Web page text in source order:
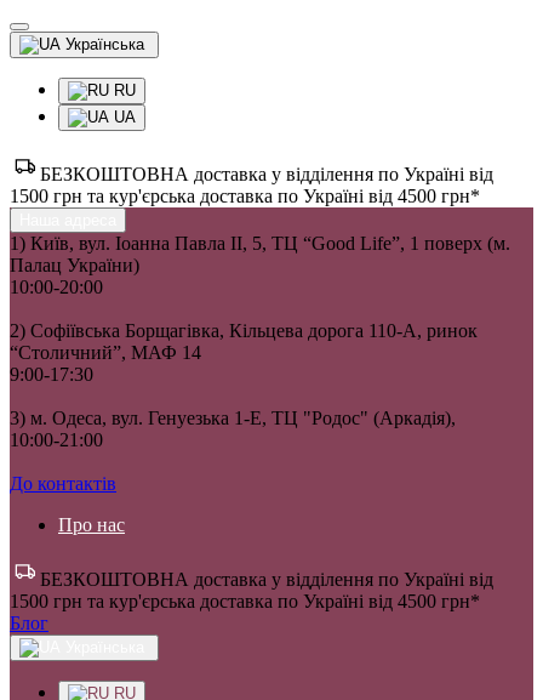
Українська
RU
UA
БЕЗКОШТОВНА доставка у відділення по Україні від
1500 грн та кур'єрська доставка по Україні від 4500 грн*
1) Київ, вул. Іоанна Павла II, 5, ТЦ “Good Life”, 1 поверх (м.
Палац України)
10:00-20:00
2) Софіївська Борщагівка, Кільцева дорога 110-А, ринок
“Столичний”, МАФ 14
9:00-17:30
3) м. Одеса, вул. Генуезька 1-Е, ТЦ "Родос" (Аркадія),
10:00-21:00
До контактів
Про нас
БЕЗКОШТОВНА доставка у відділення по Україні від
1500 грн та кур'єрська доставка по Україні від 4500 грн*
Блог
RU